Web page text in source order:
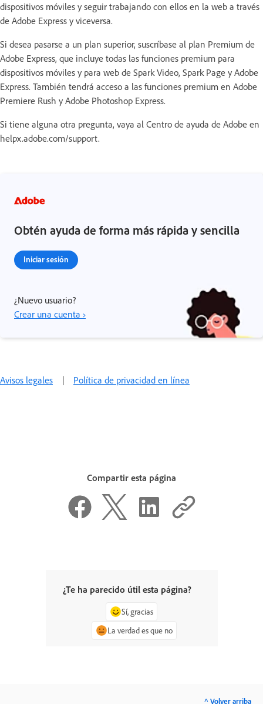
dispositivos móviles y seguir trabajando con ellos en la web a través
de Adobe Express y viceversa.
Si desea pasarse a un plan superior, suscríbase al plan Premium de
Adobe Express, que incluye todas las funciones premium para
dispositivos móviles y para web de Spark Video, Spark Page y Adobe
Express. También tendrá acceso a las funciones premium en Adobe
Premiere Rush y Adobe Photoshop Express.
Si tiene alguna otra pregunta, vaya al Centro de ayuda de Adobe en
helpx.adobe.com/support.
Obtén ayuda de forma más rápida y sencilla
Iniciar sesión
¿Nuevo usuario?
Crear una cuenta ›
Avisos legales | Política de privacidad en línea
Compartir esta página
¿Te ha parecido útil esta página?
Sí, gracias
La verdad es que no
^ Volver arriba